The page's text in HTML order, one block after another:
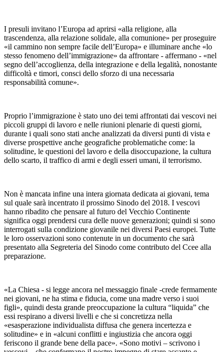
I presuli invitano l’Europa ad aprirsi «alla religione, alla
trascendenza, alla relazione solidale, alla comunione» per proseguire
«il cammino non sempre facile dell’Europa» e illuminare anche «lo
stesso fenomeno dell’immigrazione» da affrontare - affermano - «nel
segno dell’accoglienza, della integrazione e della legalità, nonostante
difficoltà e timori, consci dello sforzo di una necessaria
responsabilità comune».
Proprio l’immigrazione è stato uno dei temi affrontati dai vescovi nei
piccoli gruppi di lavoro e nelle riunioni plenarie di questi giorni,
durante i quali sono stati anche analizzati da diversi punti di vista e
diverse prospettive anche geografiche problematiche come: la
solitudine, le questioni del lavoro e della disoccupazione, la cultura
dello scarto, il traffico di armi e degli esseri umani, il terrorismo.
Non è mancata infine una intera giornata dedicata ai giovani, tema
sul quale sarà incentrato il prossimo Sinodo del 2018. I vescovi
hanno ribadito che pensare al futuro del Vecchio Continente
significa oggi prendersi cura delle nuove generazioni; quindi si sono
interrogati sulla condizione giovanile nei diversi Paesi europei. Tutte
le loro osservazioni sono contenute in un documento che sarà
presentato alla Segreteria del Sinodo come contributo del Ccee alla
preparazione.
«La Chiesa - si legge ancora nel messaggio finale -crede fermamente
nei giovani, ne ha stima e fiducia, come una madre verso i suoi
figli», quindi desta grande preoccupazione la cultura “liquida” che
essi respirano a diversi livelli e che si concretizza nella
«esasperazione individualista diffusa che genera incertezza e
solitudine» e in «alcuni conflitti e ingiustizia che ancora oggi
feriscono il grande bene della pace». «Sono motivi – scrivono i